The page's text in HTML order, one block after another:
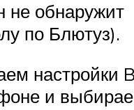
не обнаружит
по Блютуз).
настройки
и